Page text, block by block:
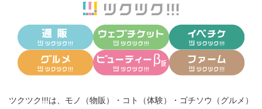
ツクツク!!!は、 モノ（物販） ・ コト（体験） ・ ゴチソウ（グルメ）